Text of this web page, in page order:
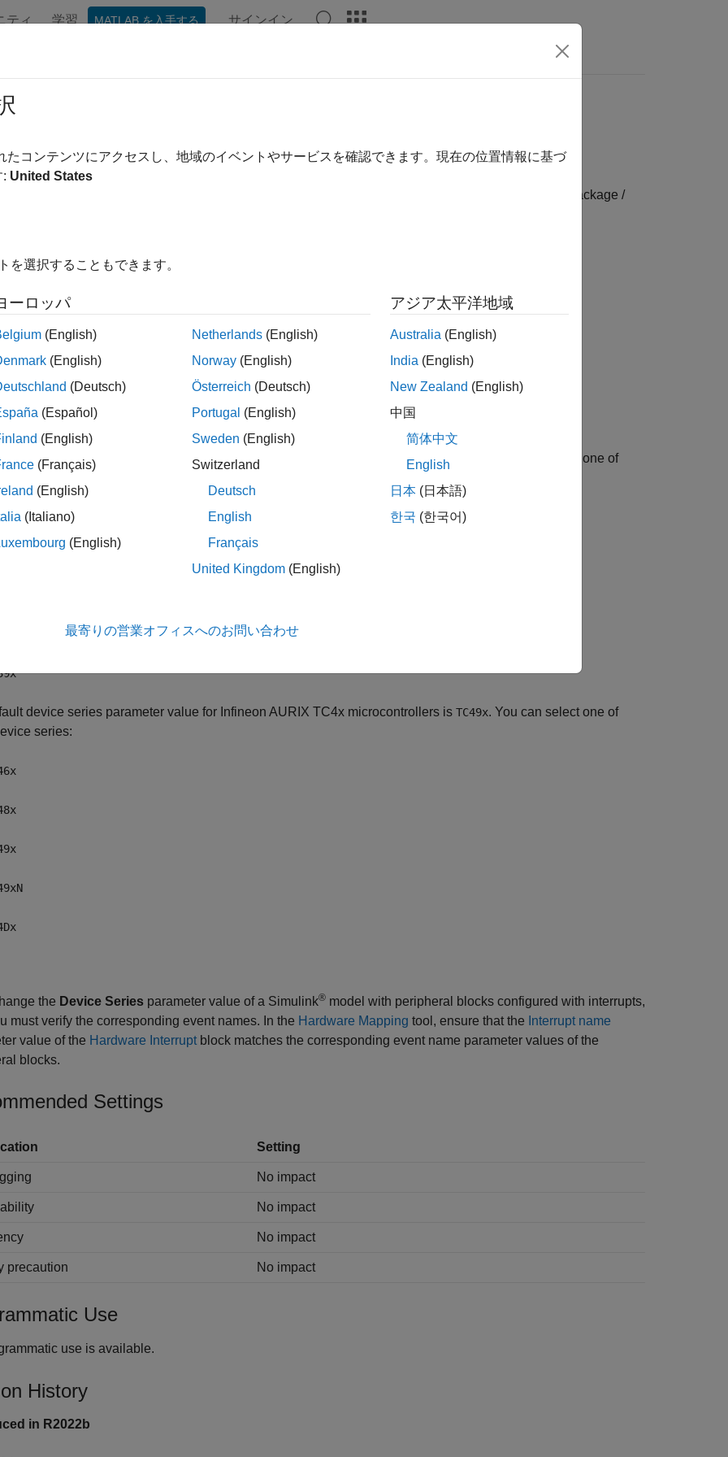
ティ 学習 MATLAB を入手する サインイン
Series
for the selected hardware board
Hardware Implementation / Simulink or Embedded Coder Hardware Support Package /
Seriesparameter value options depend on the choice of Hardware boardparameter value.
device series parameter value for Infineon AURIX TC3x microcontrollers is
. You can select one of
device series parameter value for Infineon AURIX TC4x microcontrollers is TC49x. You can select one of
series:
the Device Series parameter value of a Simulink® model with peripheral blocks configured with interrupts,
must verify the corresponding event names. In the Hardware Mapping tool, ensure that the Interrupt name
value of the Hardware Interrupt block matches the corresponding event name parameter values of the
blocks.
Settings
Setting
No impact
No impact
No impact
precaution No impact
Use
use is available.
History
in R2022b
たコンテンツにアクセスし、地域のイベントやサービスを確認できます。現在の位置情報に基づ
: United States
を選択することもできます。
ーロッパ
(English)
(English)
(Deutsch)
(Español)
(English)
(Français)
(English)
(Italiano)
(English)
Netherlands (English)
Norway (English)
Österreich (Deutsch)
Portugal (English)
Sweden (English)
Switzerland
Deutsch
English
Français
United Kingdom (English)
アジア太平洋地域
Australia (English)
India (English)
New Zealand (English)
中国
简体中文
English
日本 (日本語)
한국 (한국어)
最寄りの営業オフィスへのお問い合わせ